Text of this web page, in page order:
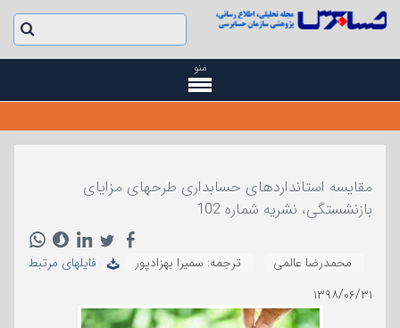
منو
مقایسه استانداردهای حسابداری طرحهای مزایای
بازنشستگی، نشریه شماره 102
محمدرضا عالمی ترجمه: سمیرا بهزادپور
فایلهای مرتبط
۱۳۹۸/۰۶/۳۱